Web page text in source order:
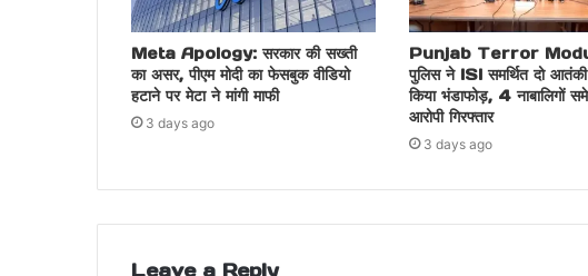
Meta Apology: सरकार की सख्ती
का असर, पीएम मोदी का फेसबुक वीडियो
हटाने पर मेटा ने मांगी माफी
3 days ago
Punjab Terror
पुलिस ने ISI समर्थित दो
किया भंडाफोड़, 4 नाबालिगों
आरोपी गिरफ्तार
3 days ago
Leave a Reply